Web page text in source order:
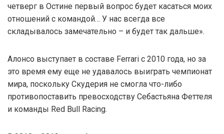
четверг в Остине первый вопрос будет касаться моих
отношений с командой… У нас всегда все
складывалось замечательно – и будет так дальше».
Алонсо выступает в составе Ferrari с 2010 года, но за
это время ему еще не удавалось выиграть чемпионат
мира, поскольку Скудерия не смогла что-либо
противопоставить превосходству Себастьяна Феттеля
и команды Red Bull Racing.